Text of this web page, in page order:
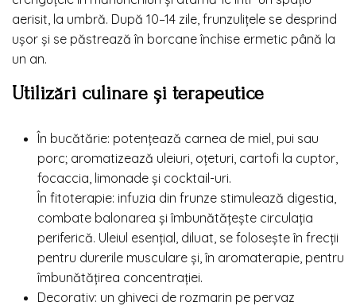
aerisit, la umbră. După 10–14 zile, frunzulițele se desprind
ușor și se păstrează în borcane închise ermetic până la
un an.
Utilizări culinare și terapeutice
În bucătărie: potențează carnea de miel, pui sau
porc; aromatizează uleiuri, oțeturi, cartofi la cuptor,
focaccia, limonade și cocktail-uri.
În fitoterapie: infuzia din frunze stimulează digestia,
combate balonarea și îmbunătățește circulația
periferică. Uleiul esențial, diluat, se folosește în frecții
pentru durerile musculare și, în aromaterapie, pentru
îmbunătățirea concentrației.
Decorativ: un ghiveci de rozmarin pe pervaz